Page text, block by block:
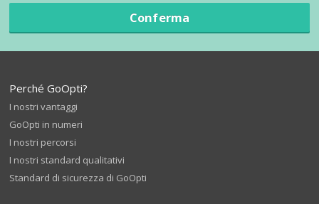
Conferma
Perché GoOpti?
I nostri vantaggi
GoOpti in numeri
I nostri percorsi
I nostri standard qualitativi
Standard di sicurezza di GoOpti